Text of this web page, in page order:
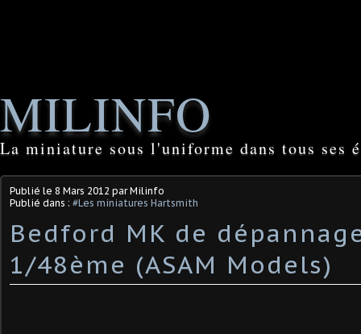
MILINFO
La miniature sous l'uniforme dans tous ses
Publié le 8 Mars 2012 par Milinfo
Publié dans : #Les miniatures Hartsmith
Bedford MK de
1/48ème (ASAM Models)